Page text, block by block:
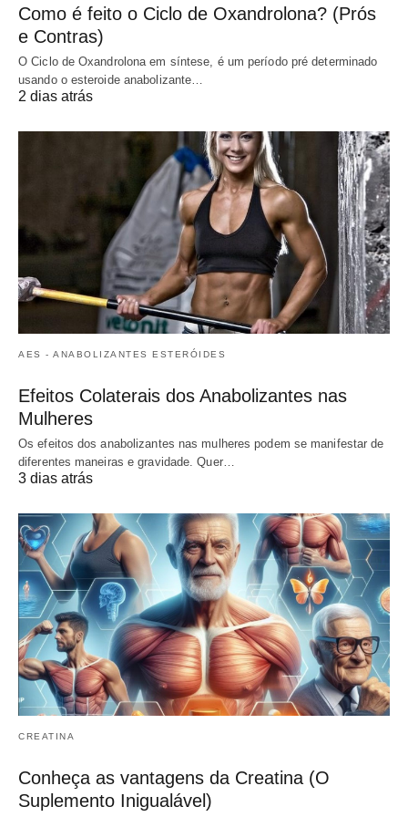
Como é feito o Ciclo de Oxandrolona? (Prós
e Contras)
O Ciclo de Oxandrolona em síntese, é um período pré determinado
usando o esteroide anabolizante…
2 dias atrás
AES - ANABOLIZANTES ESTERÓIDES
Efeitos Colaterais dos Anabolizantes nas
Mulheres
Os efeitos dos anabolizantes nas mulheres podem se manifestar de
diferentes maneiras e gravidade. Quer…
3 dias atrás
CREATINA
Conheça as vantagens da Creatina (O
Suplemento Inigualável)